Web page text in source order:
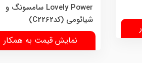
Lovely Power سامسونگ و
شیائومی (کدC2262)
نمایش قیمت به همکار